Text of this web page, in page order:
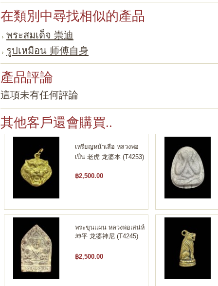
在類別中尋找相似的產品
พระสมเด็จ 崇迪
รูปเหมือน 师傅自身
產品評論
這項未有任何評論
其他客戶還會購買..
เหรียญหน้าเสือ หลวงพ่อ
เปิ่น 老虎 龙婆本 (T4253)
฿2,500.00
พระขุนแผน หลวงพ่อเสน่ห์
坤平 龙婆神尼 (T4245)
฿2,500.00